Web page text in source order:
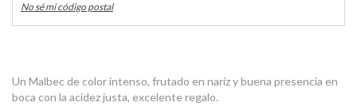
No sé mi código postal
Un Malbec de color intenso, frutado en nariz y buena presencia en
boca con la acidez justa, excelente regalo.